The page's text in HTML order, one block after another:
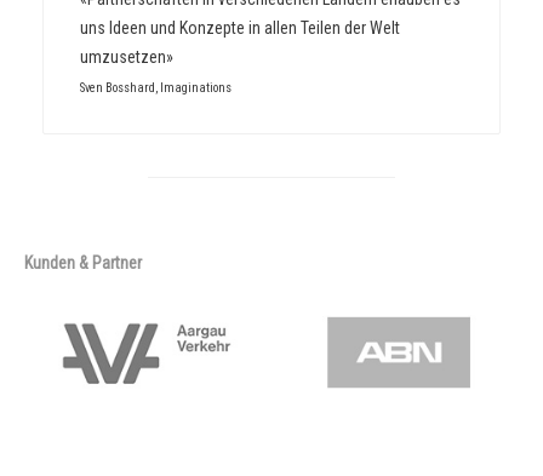
uns Ideen und Konzepte in allen Teilen der Welt
umzusetzen»
Sven Bosshard, Imaginations
Kunden & Partner